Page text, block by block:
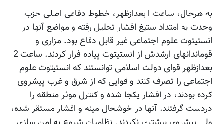
به هرحال، ساعت ا بعدازظهر، خطوط دفاعی اصلی حزب
وحدت به امتداد ستیغ افشار تحلیل رفته و مواضع آنها در
انستیتوت علوم اجتماعی غیر قابل دفاع بود. مزاری و
قوماندانهای ارشدش از انستیتوت پیاده فرار کردند. ساعت 2
بعدازظهر قوای دولت اسلامی توانستند که انستیتوت علوم
اجتماعی را تصرف کنند و قوایی که از شرق و غرب پیشروی
کرده بودند، در افشار یکجا شده و کنترل موثر منطقه را
دردست گرفتند. آنها در خوشحال مینه و افشار مستقر شده،